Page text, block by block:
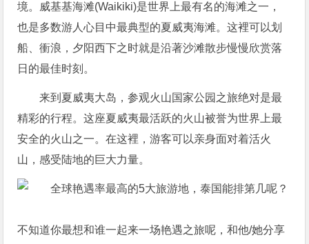
境。威基基海滩(Waikiki)是世界上最有名的海滩之一，
也是多数游人心目中最典型的夏威夷海滩。这裡可以划
船、衝浪，夕阳西下之时就是沿著沙滩散步慢慢欣赏落
日的最佳时刻。
来到夏威夷大岛，参观火山国家公园之旅绝对是最
精彩的行程。这座夏威夷最活跃的火山被誉为世界上最
安全的火山之一。在这裡，游客可以亲身面对着活火
山，感受陆地的巨大力量。
不知道你最想和谁一起来一场艳遇之旅呢，和他/她分享